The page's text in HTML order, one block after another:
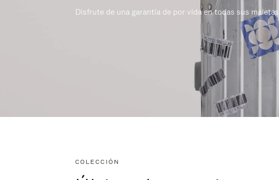
Disfrute de una garantía de por vida en todas sus maletas
COLECCIÓN